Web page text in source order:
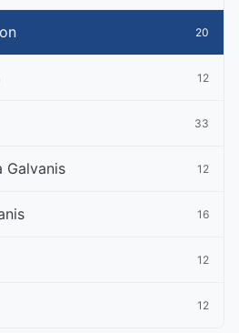
20
12
33
Galvanis 12
16
12
12